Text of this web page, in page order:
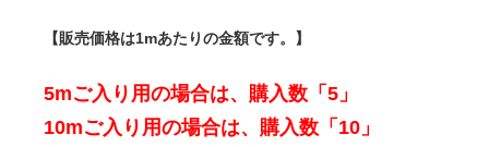
【販売価格は1mあたりの金額です。】
5mご入り用の場合は、購入数「5」
10mご入り用の場合は、購入数「10」